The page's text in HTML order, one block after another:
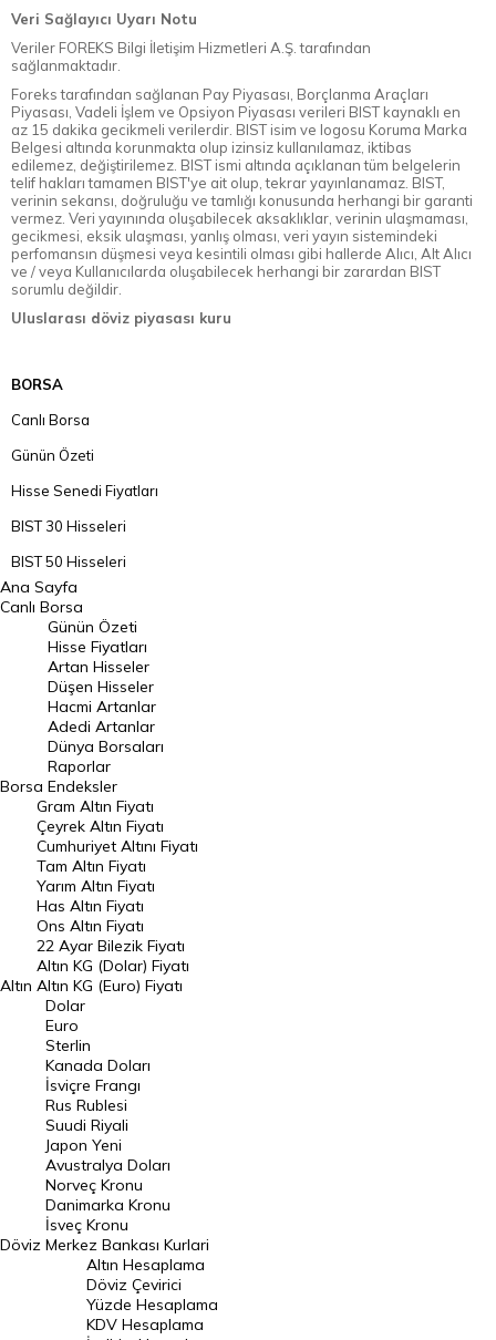
Veri Sağlayıcı Uyarı Notu
Veriler FOREKS Bilgi İletişim Hizmetleri A.Ş. tarafından
sağlanmaktadır.
Foreks tarafından sağlanan Pay Piyasası, Borçlanma Araçları
Piyasası, Vadeli İşlem ve Opsiyon Piyasası verileri BIST kaynaklı en
az 15 dakika gecikmeli verilerdir. BIST isim ve logosu Koruma Marka
Belgesi altında korunmakta olup izinsiz kullanılamaz, iktibas
edilemez, değiştirilemez. BIST ismi altında açıklanan tüm belgelerin
telif hakları tamamen BIST'ye ait olup, tekrar yayınlanamaz. BIST,
verinin sekansı, doğruluğu ve tamlığı konusunda herhangi bir garanti
vermez. Veri yayınında oluşabilecek aksaklıklar, verinin ulaşmaması,
gecikmesi, eksik ulaşması, yanlış olması, veri yayın sistemindeki
perfomansın düşmesi veya kesintili olması gibi hallerde Alıcı, Alt Alıcı
ve / veya Kullanıcılarda oluşabilecek herhangi bir zarardan BIST
sorumlu değildir.
Uluslarası döviz piyasası kuru
BORSA
Canlı Borsa
Günün Özeti
Hisse Senedi Fiyatları
BIST 30 Hisseleri
BIST 50 Hisseleri
BIST 100 Hisseleri
En Çok Artan Hisseler
En Çok Düşen Hisseler
Hacmi Artanlar
Geçmiş Kapanışlar
Dünya Borsaları
Raporlar
Endeksler
DÖVİZ
Döviz Kuru
Dolar Kuru
Euro Kuru
Pound Kuru
Frank Kuru
Riyal Kuru
Avustralya Doları
Danimarka Kronu Kuru
Kanada Doları Kuru
Norveç Kronu Kuru
İsveç Kronu Kuru
Japon Yeni Kuru
Ana Sayfa
Canlı Borsa
Borsa
Günün Özeti
Hisse Fiyatları
Artan Hisseler
Düşen Hisseler
Hacmi Artanlar
Adedi Artanlar
Dünya Borsaları
Raporlar
Endeksler
Altın
Gram Altın Fiyatı
Çeyrek Altın Fiyatı
Cumhuriyet Altını Fiyatı
Tam Altın Fiyatı
Yarım Altın Fiyatı
Has Altın Fiyatı
Ons Altın Fiyatı
22 Ayar Bilezik Fiyatı
Altın KG (Dolar) Fiyatı
Altın KG (Euro) Fiyatı
Döviz
Dolar
Euro
Sterlin
Kanada Doları
İsviçre Frangı
Rus Rublesi
Suudi Riyali
Japon Yeni
Avustralya Doları
Norveç Kronu
Danimarka Kronu
İsveç Kronu
Merkez Bankası Kurlari
Altın Hesaplama
Döviz Çevirici
Yüzde Hesaplama
KDV Hesaplama